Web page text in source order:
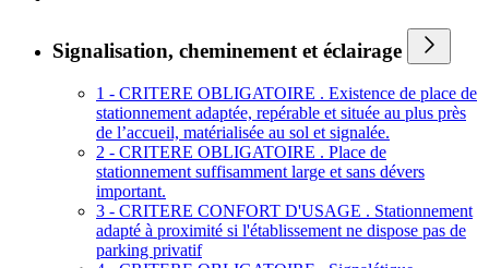
Signalisation, cheminement et éclairage
1 - CRITERE OBLIGATOIRE . Existence de place de
stationnement adaptée, repérable et située au plus près
de l’accueil, matérialisée au sol et signalée.
2 - CRITERE OBLIGATOIRE . Place de
stationnement suffisamment large et sans dévers
important.
3 - CRITERE CONFORT D'USAGE . Stationnement
adapté à proximité si l'établissement ne dispose pas de
parking privatif